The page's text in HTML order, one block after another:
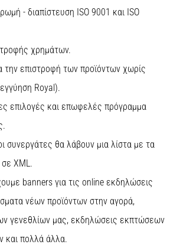
- διαπίστευση ISO 9001 και ISO
χρημάτων.
την επιστροφή των προϊόντων χωρίς
Royal).
επιλογές και επωφελές πρόγραμμα
συνεργάτες θα λάβουν μια λίστα με τα
XML.
banners για τις online εκδηλώσεις
νέων προϊόντων στην αγορά,
γενεθλίων μας, εκδηλώσεις εκπτώσεων
και πολλά άλλα.